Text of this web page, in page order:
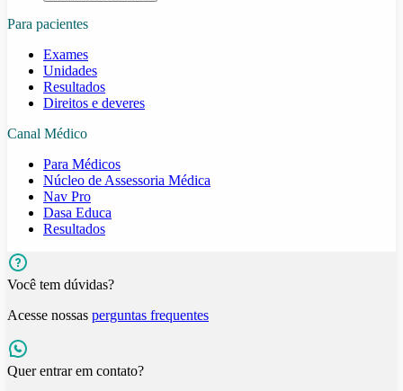
Para pacientes
Exames
Unidades
Resultados
Direitos e deveres
Canal Médico
Para Médicos
Núcleo de Assessoria Médica
Nav Pro
Dasa Educa
Resultados
Você tem dúvidas?
Acesse nossas perguntas frequentes
Quer entrar em contato?